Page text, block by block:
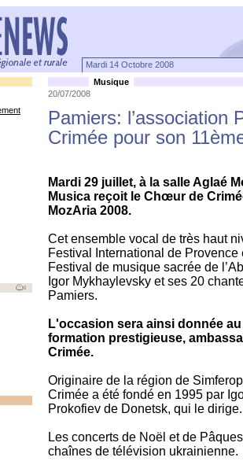
Mardi 14 Octobre 2008
Musique
20/07/2008
Pamiers:
Crimée pour son
Mardi 29 juillet, à la salle Aglaé
Musica reçoit le Chœur de
MozAria 2008.
Cet ensemble vocal de très haut
Festival International de
Festival de musique sacrée de
Igor Mykhaylevsky et ses 20
Pamiers.
L'occasion sera ainsi donnée
formation prestigieuse,
Crimée.
Originaire de la région de
Crimée a été fondé en 1995 par
Prokofiev de Donetsk, qui le dirige.
Les concerts de Noël et de
chaînes de télévision ukrainienne.